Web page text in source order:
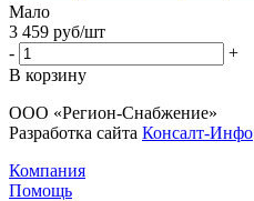
Мало
3 459 руб/шт
-
+
В корзину
ООО «Регион-Снабжение»
Разработка сайта Консалт-Инфо
Компания
Помощь